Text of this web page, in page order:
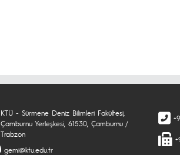
KTÜ - Sürmene Deniz Bilimleri Fakültesi,
Çamburnu Yerleşkesi, 61530, Çamburnu /
Trabzon
gemi@ktu.edu.tr